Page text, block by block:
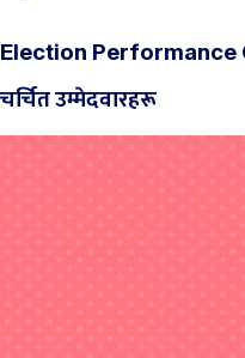
Election Performance
चर्चित उम्मेदवारहरू